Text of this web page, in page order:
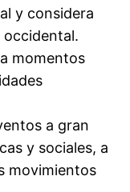
y considera
occidental.
momentos
a gran
y sociales, a
movimientos